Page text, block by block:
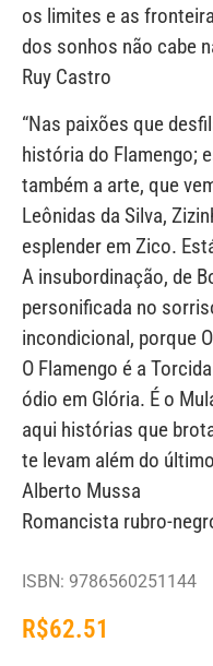
os limites e as
dos sonhos não cabe
Ruy Castro
“Nas paixões que
história do Flamengo;
também a arte, que
Leônidas da Silva,
esplender em Zico.
A insubordinação, de
personificada no
incondicional, porque
O Flamengo é a
ódio em Glória. É o
aqui histórias que
te levam além do
Alberto Mussa
Romancista rubro-
ISBN: 9786560251144
R$62.51